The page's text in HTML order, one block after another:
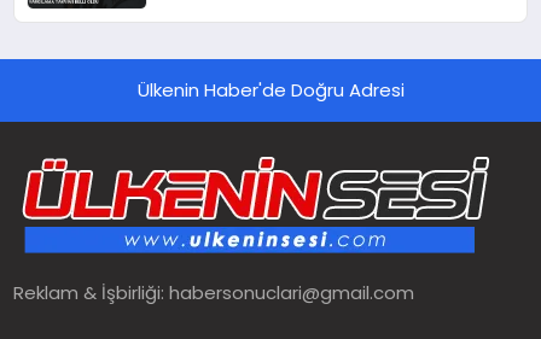
Ülkenin Haber'de Doğru Adresi
Reklam & İşbirliği:habersonuclari@gmail.com